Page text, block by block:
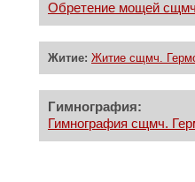
Обретение мощей
Житие: Житие сщмч.
Гимнография:
Гимнография сщмч.